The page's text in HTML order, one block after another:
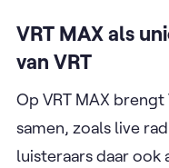
VRT MAX als
van VRT ​
Op VRT MAX
samen, zoals live
luisteraars daar ook